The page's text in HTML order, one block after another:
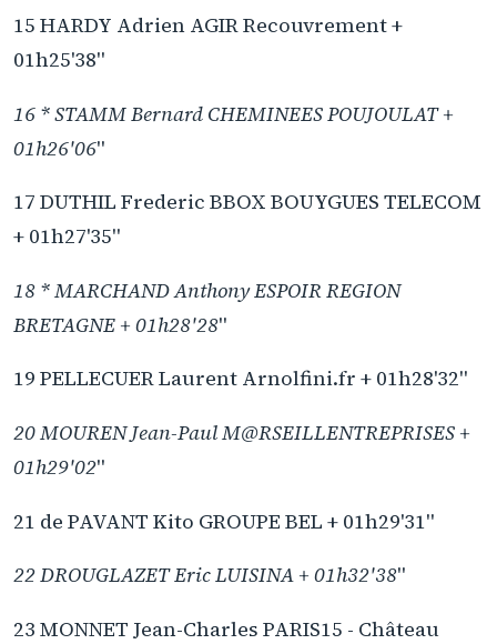
15 HARDY Adrien AGIR Recouvrement +
01h25'38"
16 * STAMM Bernard CHEMINEES POUJOULAT +
01h26'06"
17 DUTHIL Frederic BBOX BOUYGUES TELECOM
+ 01h27'35"
18 * MARCHAND Anthony ESPOIR REGION
BRETAGNE + 01h28'28"
19 PELLECUER Laurent Arnolfini.fr + 01h28'32"
20 MOUREN Jean-Paul M@RSEILLENTREPRISES +
01h29'02"
21 de PAVANT Kito GROUPE BEL + 01h29'31"
22 DROUGLAZET Eric LUISINA + 01h32'38"
23 MONNET Jean-Charles PARIS15 - Château